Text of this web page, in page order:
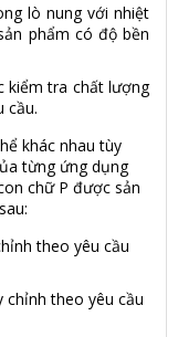
lò nung với nhiệt
phẩm có độ bền
kiểm tra chất lượng
cầu.
khác nhau tùy
từng ứng dụng
chữ P được sản
theo yêu cầu
chỉnh theo yêu cầu